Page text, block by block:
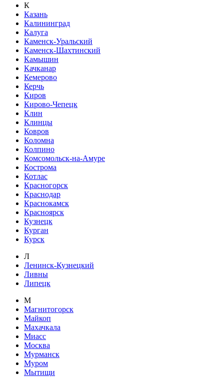
К
Казань
Калининград
Калуга
Каменск-Уральский
Каменск-Шахтинский
Камышин
Качканар
Кемерово
Керчь
Киров
Кирово-Чепецк
Клин
Клинцы
Ковров
Коломна
Колпино
Комсомольск-на-Амуре
Кострома
Котлас
Красногорск
Краснодар
Краснокамск
Красноярск
Кузнецк
Курган
Курск
Л
Ленинск-Кузнецкий
Ливны
Липецк
М
Магнитогорск
Майкоп
Махачкала
Миасс
Москва
Мурманск
Муром
Мытищи